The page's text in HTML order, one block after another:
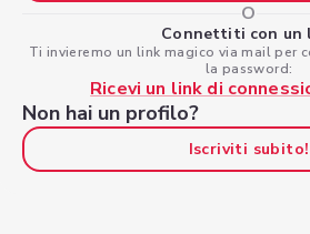
O
Connettiti con un
Ti invieremo un link magico via mail per
la password:
Ricevi un link di
Non hai un profilo?
Iscriviti subito!